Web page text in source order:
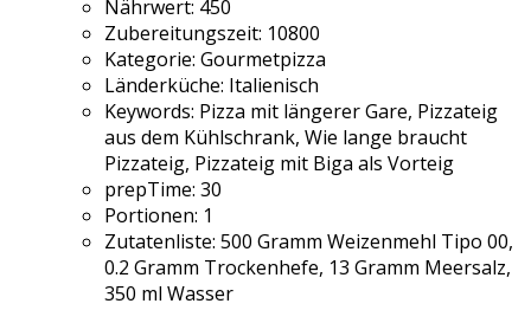
Nährwert: 450
Zubereitungszeit: 10800
Kategorie: Gourmetpizza
Länderküche: Italienisch
Keywords: Pizza mit längerer Gare, Pizzateig
aus dem Kühlschrank, Wie lange braucht
Pizzateig, Pizzateig mit Biga als Vorteig
prepTime: 30
Portionen: 1
Zutatenliste: 500 Gramm Weizenmehl Tipo 00,
0.2 Gramm Trockenhefe, 13 Gramm Meersalz,
350 ml Wasser